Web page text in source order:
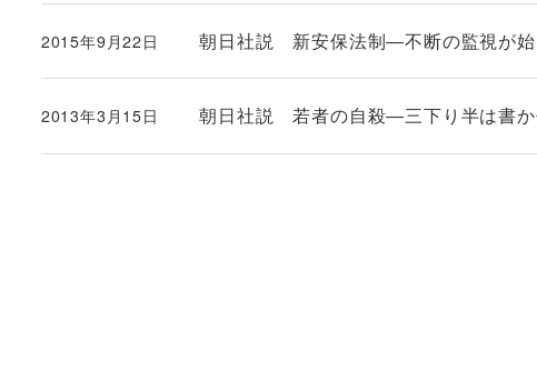
朝日社説 新安保法制―不断の監視が始
投稿日
2015年9月22日
朝日社説 若者の自殺―三下り半は書か
投稿日
2013年3月15日